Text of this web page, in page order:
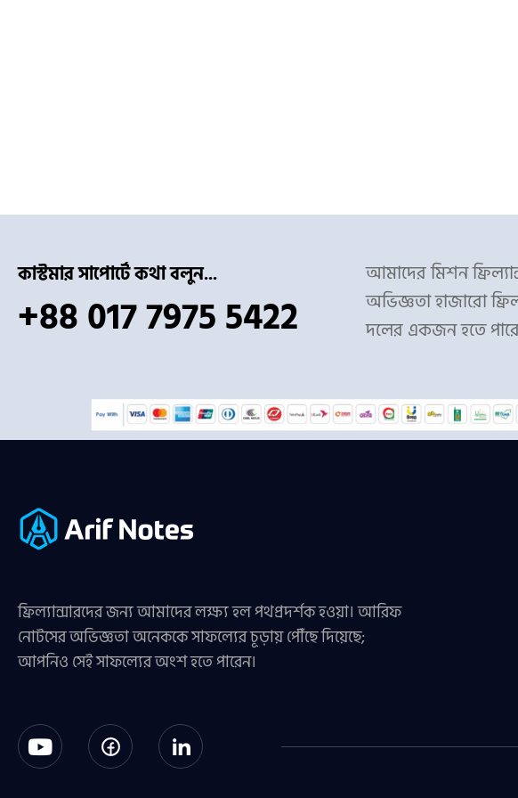
কাস্টমার সাপোর্টে কথা বলুন...
+88 017 7975 5422
আমাদের মিশন
অভিজ্ঞতা হাজারো
দলের একজন হতে
ফ্রিল্যান্সারদের জন্য আমাদের লক্ষ্য হল পথপ্রদর্শক হওয়া। আরিফ
নোটসের অভিজ্ঞতা অনেককে সাফল্যের চূড়ায় পৌঁছে দিয়েছে;
আপনিও সেই সাফল্যের অংশ হতে পারেন।